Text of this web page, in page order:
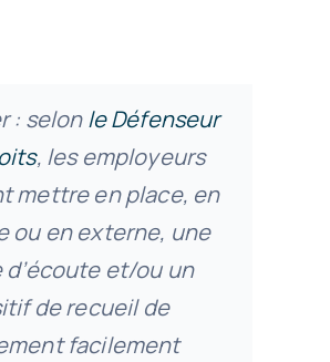
: selonle Défenseur
, les employeurs
mettre en place, en
ou en externe, une
d’écoute et/ou un
de recueil de
facilement